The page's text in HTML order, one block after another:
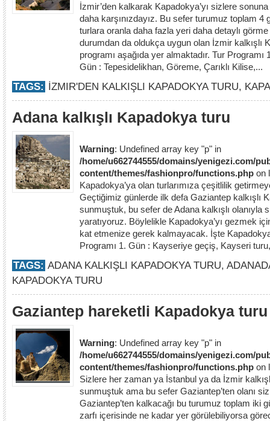
İzmir’den kalkarak Kapadokya’yı sizlere
daha karşınızdayız. Bu sefer turumuz toplam
turlara oranla daha fazla yeri daha detaylı
durumdan da oldukça uygun olan İzmir kalkışlı
programı aşağıda yer almaktadır. Tur
Gün : Tepesidelikhan, Göreme, Çarıklı Kilise,...
TAGS: İZMIR'DEN KALKIŞLI KAPADOKYA TURU,
Adana kalkışlı Kapadokya turu
Warning: Undefined array key "p" in
/home/u662744555/domains/yenigezi.com/
content/themes/fashionpro/functions.php on
Kapadokya’ya olan turlarımıza çeşitlilik
Geçtiğimiz günlerde ilk defa Gaziantep kalkışlı
sunmuştuk, bu sefer de Adana kalkışlı olanıyla
yaratıyoruz. Böylelikle Kapadokya’yı gezmek
kat etmenize gerek kalmayacak. İşte
Programı 1. Gün : Kayseriye geçiş, Kayseri
TAGS: ADANA KALKIŞLI KAPADOKYA TURU,
KAPADOKYA TURU
Gaziantep hareketli Kapadokya turu
Warning: Undefined array key "p" in
/home/u662744555/domains/yenigezi.com/
content/themes/fashionpro/functions.php on
Sizlere her zaman ya İstanbul ya da İzmir
sunmuştuk ama bu sefer Gaziantep’ten olanı
Gaziantep’ten kalkacağı bu turumuz toplam iki
zarfı içerisinde ne kadar yer görülebiliyorsa